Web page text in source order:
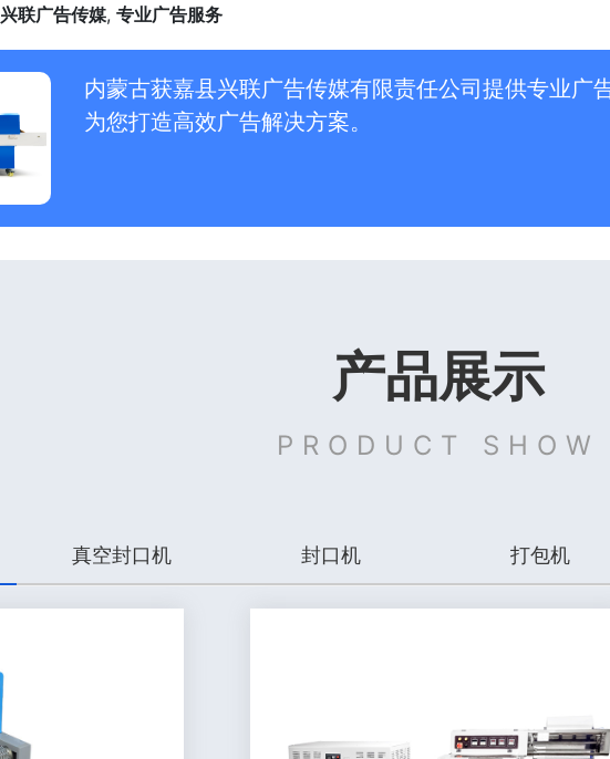
兴联广告传媒, 专业广告服务
内蒙古获嘉县兴联广告传媒有限责任公司提供专业广
为您打造高效广告解决方案。
产品展示
PRODUCT SHOW
真空封口机 封口机 打包机